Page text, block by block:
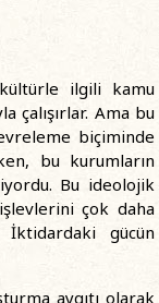
ilgili kamu
çalışırlar. Ama bu
biçiminde
bu kurumların
Bu ideolojik
çok daha
İktidardaki gücün
aygıtı olarak